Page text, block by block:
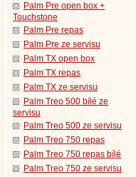
Palm Pre open box +
Touchstone
Palm Pre repas
Palm Pre ze servisu
Palm TX open box
Palm TX repas
Palm TX ze servisu
Palm Treo 500 bílé ze
servisu
Palm Treo 500 ze servisu
Palm Treo 750 repas
Palm Treo 750 repas bílé
Palm Treo 750 ze servisu